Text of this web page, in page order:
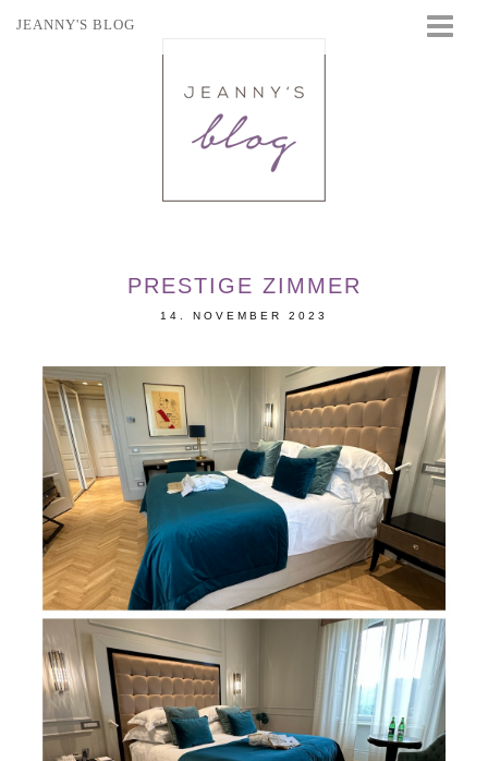
JEANNY'S BLOG
PRESTIGE ZIMMER
14. NOVEMBER 2023